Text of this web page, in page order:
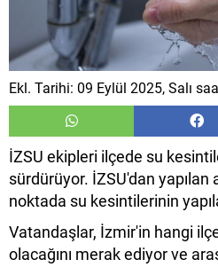
Ekl. Tarihi: 09 Eylül 2025, Salı
İZSU ekipleri ilçede su
sürdürüyor. İZSU'dan yapılan
noktada su kesintilerinin
Vatandaşlar, İzmir'in hangi
olacağını merak ediyor ve